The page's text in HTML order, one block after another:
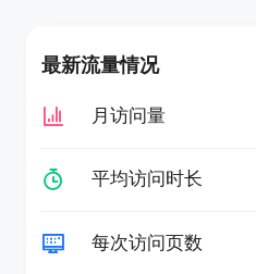
最新流量情况
月访问量
平均访问时长
每次访问页数